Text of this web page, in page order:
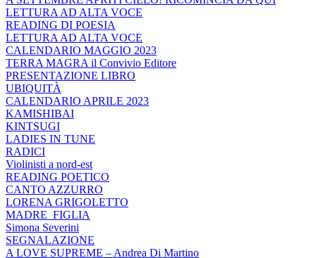
LETTURA AD ALTA VOCE
READING DI POESIA
LETTURA AD ALTA VOCE
CALENDARIO MAGGIO 2023
TERRA MAGRA il Convivio Editore
PRESENTAZIONE LIBRO
UBIQUITÀ
CALENDARIO APRILE 2023
KAMISHIBAI
KINTSUGI
LADIES IN TUNE
RADICI
Violinisti a nord-est
READING POETICO
CANTO AZZURRO
LORENA GRIGOLETTO
MADRE_FIGLIA
Simona Severini
SEGNALAZIONE
A LOVE SUPREME – Andrea Di Martino